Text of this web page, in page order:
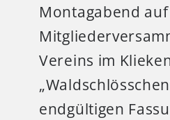
Montagabend
Vereins im
endgültigen